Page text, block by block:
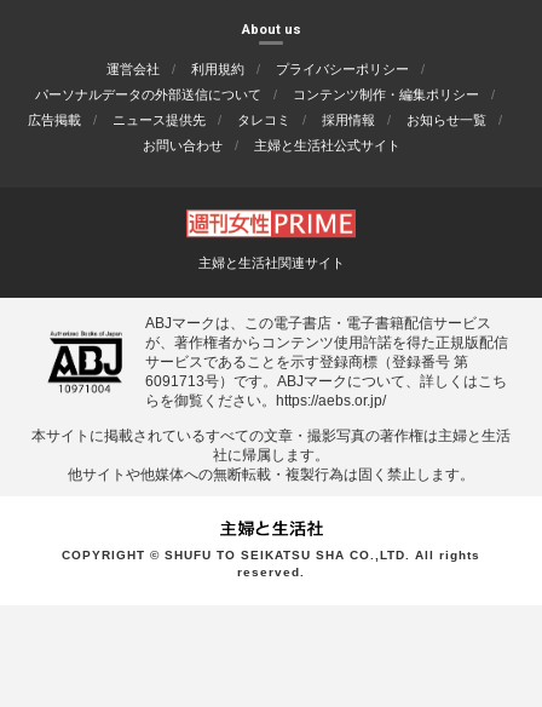
About us
運営会社 利用規約
プライバシーポリシー
パーソナルデータの外部送信について
コンテンツ制作・編集ポリシー
広告掲載
ニュース提供先 タレコミ 採用情報
お知らせ一覧
お問い合わせ
主婦と生活社公式サイト
主婦と生活社関連サイト
ABJマークは、この電子書店・電子書籍配信サービス
が、著作権者からコンテンツ使用許諾を得た正規版配信
サービスであることを示す登録商標（登録番号 第
6091713号）です。ABJマークについて、詳しくはこち
らを御覧ください。
https://aebs.or.jp/
本サイトに掲載されているすべての⽂章・撮影写真の著作権は主婦と⽣活
社に帰属します。
他サイトや他媒体への無断転載・複製⾏為は固く禁⽌します。
COPYRIGHT © SHUFU TO SEIKATSU SHA CO.,LTD. All rights
reserved.